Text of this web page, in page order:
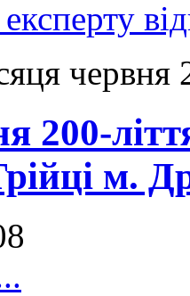
червня
200-
м.